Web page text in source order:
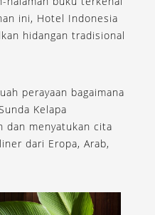
ini, Hotel Indonesia
hidangan tradisional
perayaan bagaimana
Kelapa
dan menyatukan cita
dari Eropa, Arab,